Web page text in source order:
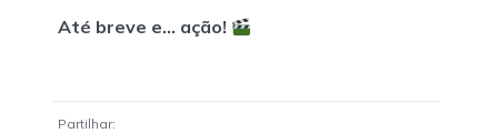
Até breve e… ação!
Partilhar: